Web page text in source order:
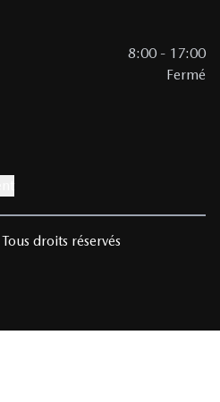
8:00 - 17:00
Fermé
Tous droits réservés